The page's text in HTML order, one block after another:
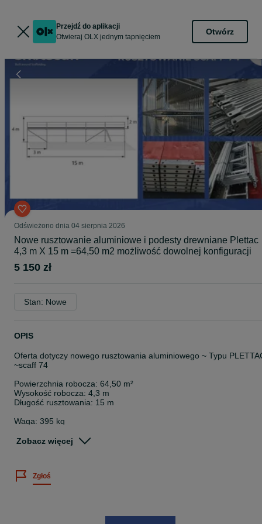
Przejdź do aplikacji
Otwieraj OLX jednym tapnięciem
Otwórz
Odświeżono dnia 04 sierpnia 2026
Nowe rusztowanie aluminiowe i podesty drewniane Plettac
4,3 m X 15 m =64,50 m2 możliwość dowolnej konfiguracji
5 150 zł
Stan: Nowe
OPIS
Oferta dotyczy nowego rusztowania aluminiowego ~ Typu
~scaff 74
Powierzchnia robocza: 64,50 m²
Wysokość robocza: 4,3 m
Długość rusztowania: 15 m
Waga: 395 kg
Ilość / Nazwa:
1 X PODEST ALU-SKLEJKOWY Z KLAPĄ I DRABINĄ 300x64
2 X STĘŻENIE 300x200
4 X SŁUPEK PORĘCZY ALUMINIOWY 100
Zobacz więcej
Zgłoś